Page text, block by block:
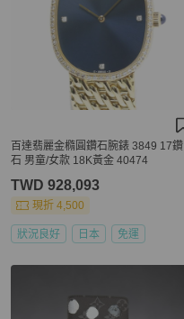
百達翡麗金橢圓鑽石腕錶 3849 17鑽
石 男童/女款 18K黃金 40474
TWD 928,093
現折 4,500
狀況良好 日本 免運